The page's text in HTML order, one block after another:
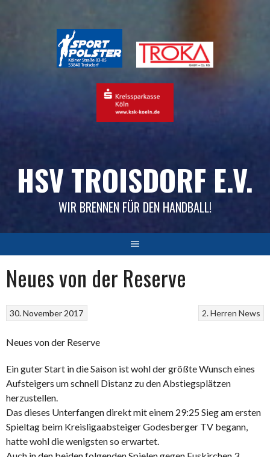
HSV TROISDORF E.V.
WIR BRENNEN FÜR DEN HANDBALL!
Neues von der Reserve
2. Herren News
30. November 2017
Neues von der Reserve
Ein guter Start in die Saison ist wohl der größte Wunsch eines
Aufsteigers um schnell Distanz zu den Abstiegsplätzen
herzustellen.
Das dieses Unterfangen direkt mit einem 29:25 Sieg am ersten
Spieltag beim Kreisligaabsteiger Godesberger TV begann,
hatte wohl die wenigsten so erwartet.